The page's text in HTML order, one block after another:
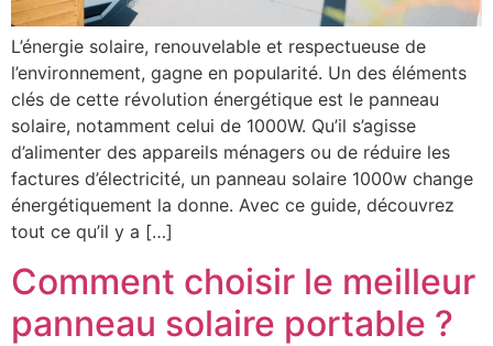
L’énergie solaire, renouvelable et respectueuse de
l’environnement, gagne en popularité. Un des éléments
clés de cette révolution énergétique est le panneau
solaire, notamment celui de 1000W. Qu’il s’agisse
d’alimenter des appareils ménagers ou de réduire les
factures d’électricité, un panneau solaire 1000w change
énergétiquement la donne. Avec ce guide, découvrez
tout ce qu’il y a […]
Comment choisir le meilleur
panneau solaire portable ?